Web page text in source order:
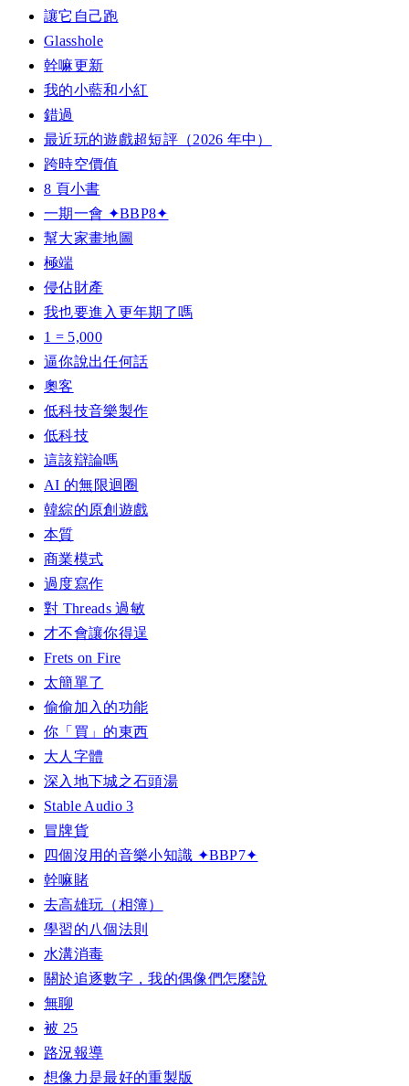
讓它自己跑
Glasshole
幹嘛更新
我的小藍和小紅
錯過
最近玩的遊戲超短評（2026 年中）
跨時空價值
8 頁小書
一期一會 ✦BBP8✦
幫大家畫地圖
極端
侵佔財產
我也要進入更年期了嗎
1 = 5,000
逼你說出任何話
奧客
低科技音樂製作
低科技
這該辯論嗎
AI 的無限迴圈
韓綜的原創遊戲
本質
商業模式
過度寫作
對 Threads 過敏
才不會讓你得逞
Frets on Fire
太簡單了
偷偷加入的功能
你「買」的東西
大人字體
深入地下城之石頭湯
Stable Audio 3
冒牌貨
四個沒用的音樂小知識 ✦BBP7✦
幹嘛賭
去高雄玩（相簿）
學習的八個法則
水溝消毒
關於追逐數字，我的偶像們怎麼說
無聊
被 25
路況報導
想像力是最好的重製版